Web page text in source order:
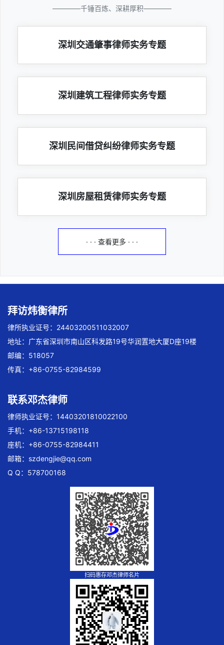
————千锤百炼、深耕厚积————
深圳交通肇事律师实务专题
深圳建筑工程律师实务专题
深圳民间借贷纠纷律师实务专题
深圳房屋租赁律师实务专题
· · · 查看更多 · · ·
拜访炜衡律所
律所执业证号：24403200511032007
地址：广东省深圳市南山区科发路19号华润置地大厦D座19楼
邮编：518057
传真：+86-0755-82984599
联系邓杰律师
律师执业证号：14403201810022100
手机：+86-13715198118
座机：+86-0755-82984411
邮箱： szdengjie@qq.com
Q Q：578700168
扫码惠存邓杰律师名片